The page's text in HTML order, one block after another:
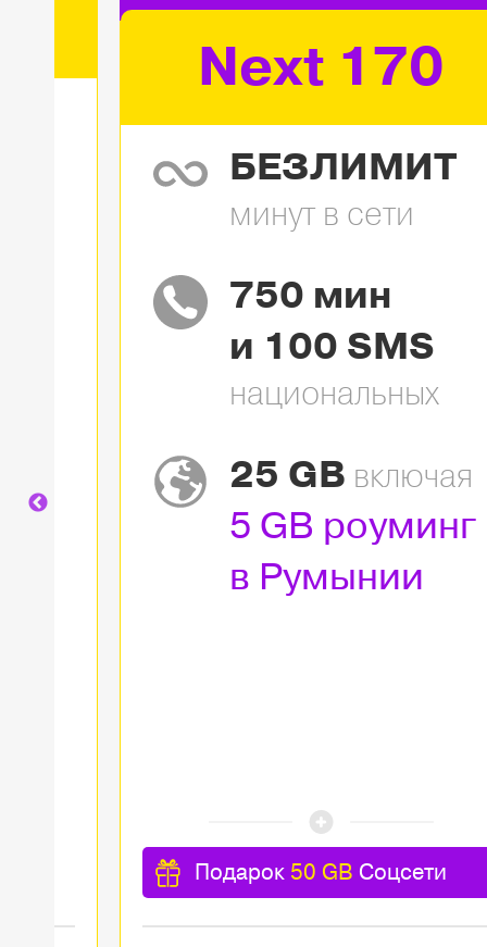
Next 170
БЕЗЛИМИТ
минут в сети
750 мин
и 100 SMS
национальных
25 GB включая
5 GB роуминг
в Румынии
Подарок 50 GB Соцсети